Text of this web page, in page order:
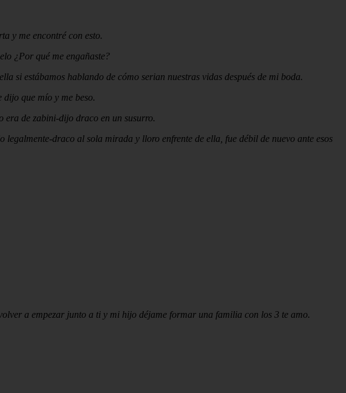
y me encontré con esto.
¿Por qué me engañaste?
si estábamos hablando de cómo serian nuestras vidas después de mi boda.
que mío y me beso.
era de zabini-dijo draco en un susurro.
draco al sola mirada y lloro enfrente de ella, fue débil de nuevo ante esos
a empezar junto a ti y mi hijo déjame formar una familia con los 3 te amo.